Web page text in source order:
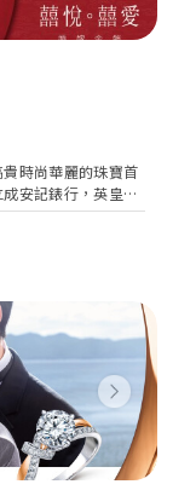
時尚華麗的珠寶首
安記錶行，英皇鐘
精神依然延續，令
素的保證。
Next